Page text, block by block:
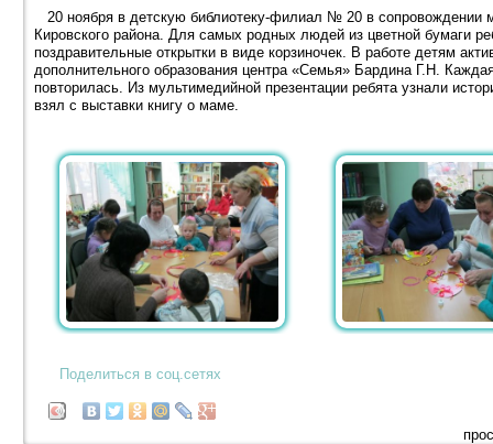
20 ноября в детскую библиотеку-филиал № 20 в
Кировского района. Для самых родных людей из цветной бумаги
поздравительные открытки в виде корзиночек. В работе детям
дополнительного образования центра «Семья» Бардина Г.Н.
повторилась. Из мультимедийной презентации ребята узнали
взял с выставки книгу о маме.
Поделиться в соц.сетях